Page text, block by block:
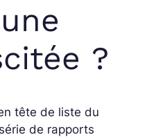
?
tête de liste du
de rapports